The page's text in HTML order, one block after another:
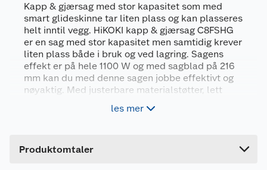
Kapp & gjærsag med stor kapasitet som med
smart glideskinne tar liten plass og kan plasseres
helt inntil vegg. HiKOKI kapp & gjærsag C8FSHG
er en sag med stor kapasitet men samtidig krever
liten plass både i bruk og ved lagring. Sagens
effekt er på hele 1100 W og med sagblad på 216
mm kan du med denne sagen jobbe effektivt og
nøyaktig. Med justerbare materialstøtter, lett
nøyaktig kapp hver gang. Sagen har mykt
les mer
Produktomtaler
Generelt
Artikkelnummer
4966376331611
Leverandørens artikkelnummer
Bruttovekt